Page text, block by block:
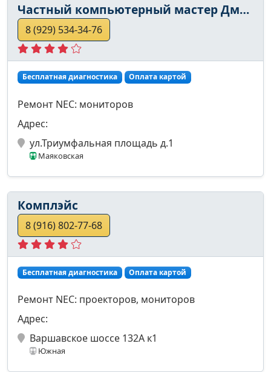
Частный компьютерный мастер Дмитрий
8 (929) 534-34-76
Бесплатная диагностика Оплата картой
Ремонт NEC: мониторов
Адрес:
ул.Триумфальная площадь д.1
Маяковская
Комплэйс
8 (916) 802-77-68
Бесплатная диагностика Оплата картой
Ремонт NEC: проекторов, мониторов
Адрес:
Варшавское шоссе 132А к1
Южная